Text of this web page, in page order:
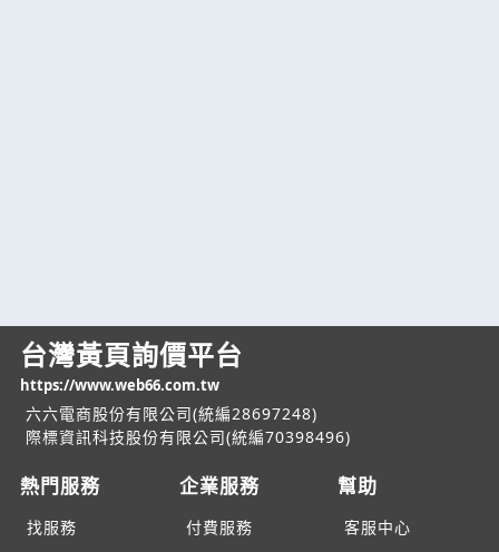
台灣黃頁詢價平台
https://www.web66.com.tw
六六電商股份有限公司(統編28697248)
際標資訊科技股份有限公司(統編70398496)
熱門服務
找服務
企業服務
付費服務
幫助
客服中心